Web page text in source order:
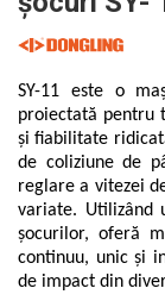
Măsurători
Software
Testări la vibrații
Vibrometre
Analizoare achiziții
Condiționere
Anemometre
Sonometre
Stații de
Calibratoare
Sisteme laser de
Măsurători
Măsurători
Software
Analizoare
Condiționere
Anemometre
Utilaje feroviare
Elevatoare mobile
Platforme de
Platouri rotative
Echipamente
sudură
Boghiuri de cale
Alte utilaje feroviare
Senzori de forță
Senzori cu fir
Accelerometre IEPE
Accelerometre
Traductoare vibratii
Traductoare ICP de
Senzori de vibrații
Senzori
Senzori AGS
Status Pro
VibraSens
Winmate
Mectron
Lunitek
Gill Instruments
ZAGRO
SY-11 este o
proiectată pentru
și fiabilitate
de coliziune de
reglare a vitezei
variate. Utilizând
șocurilor, oferă
continuu, unic și
de impact din